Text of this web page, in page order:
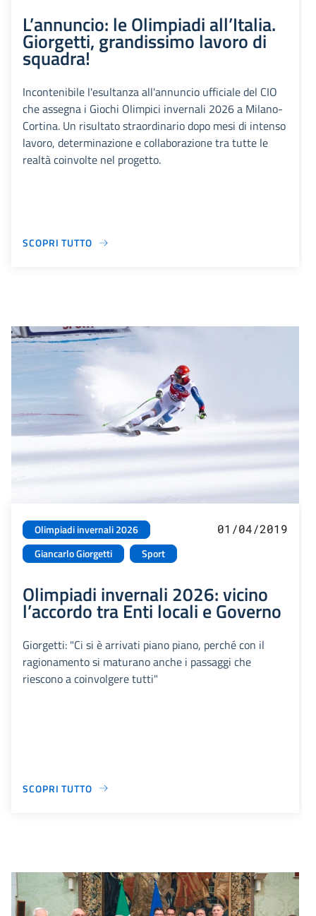
L’annuncio: le Olimpiadi all’Italia.
Giorgetti, grandissimo lavoro di
squadra!
Incontenibile l'esultanza all'annuncio ufficiale del CIO
che assegna i Giochi Olimpici invernali 2026 a Milano-
Cortina. Un risultato straordinario dopo mesi di intenso
lavoro, determinazione e collaborazione tra tutte le
realtà coinvolte nel progetto.
SCOPRI TUTTO
Olimpiadi invernali 2026
Giancarlo Giorgetti
Sport
01/04/2019
Olimpiadi invernali 2026: vicino
l’accordo tra Enti locali e Governo
Giorgetti: "Ci si è arrivati piano piano, perché con il
ragionamento si maturano anche i passaggi che
riescono a coinvolgere tutti"
SCOPRI TUTTO